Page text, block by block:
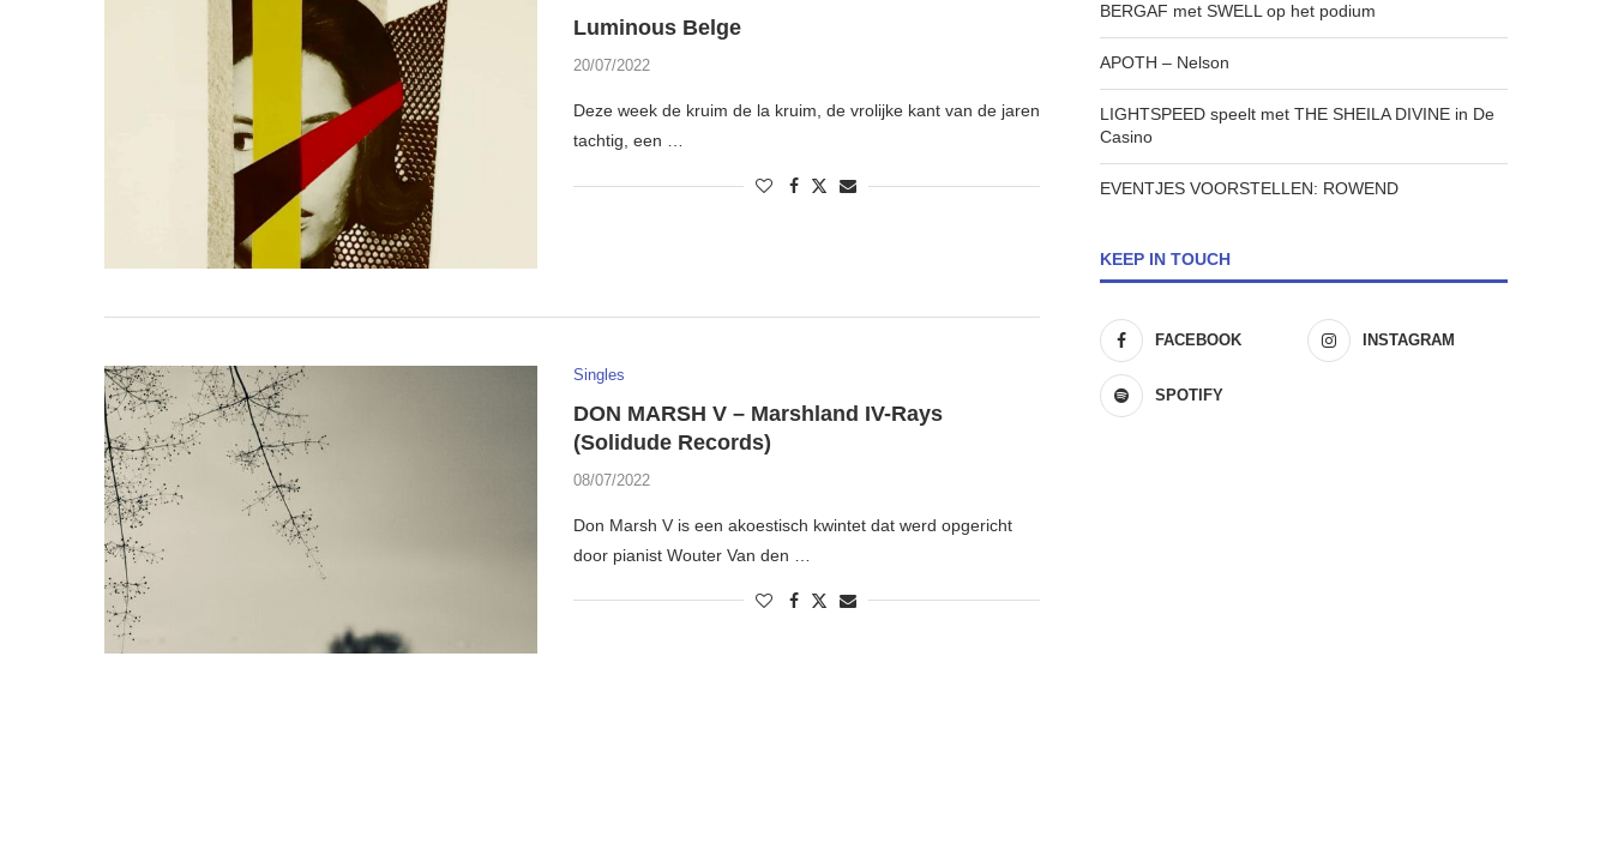
Luminous Belge
20/07/2022
Deze week de kruim de la kruim, de vrolijke kant van de jaren
tachtig, een …
Singles
DON MARSH V – Marshland IV-Rays
(Solidude Records)
08/07/2022
Don Marsh V is een akoestisch kwintet dat werd opgericht
door pianist Wouter Van den …
BERGAF met SWELL op het podium
APOTH – Nelson
LIGHTSPEED speelt met THE SHEILA DIVINE in De
Casino
EVENTJES VOORSTELLEN: ROWEND
KEEP IN TOUCH
FACEBOOK INSTAGRAM
SPOTIFY